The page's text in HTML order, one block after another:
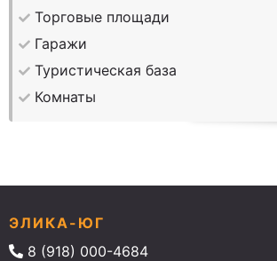
Торговые площади
Гаражи
Туристическая база
Комнаты
ЭЛИКА-ЮГ
8 (918) 000-4684